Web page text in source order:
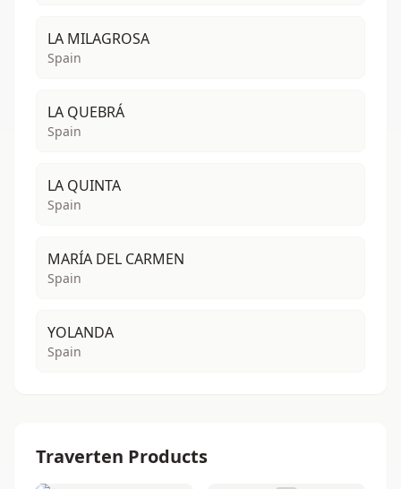
LA MILAGROSA
Spain
LA QUEBRÁ
Spain
LA QUINTA
Spain
MARÍA DEL CARMEN
Spain
YOLANDA
Spain
Traverten Products